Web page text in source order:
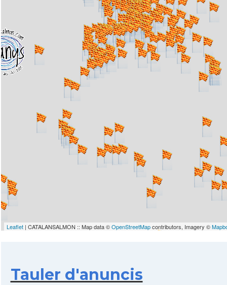
Leaflet | CATALANSALMON :: Map data ©OpenStreetMapcontributors, Imagery ©
Tauler d'anuncis